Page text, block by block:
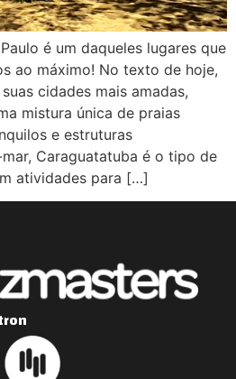
é um daqueles lugares que
ao máximo! No texto de hoje,
cidades mais amadas,
mistura única de praias
e estruturas
Caraguatatuba é o tipo de
atividades para […]